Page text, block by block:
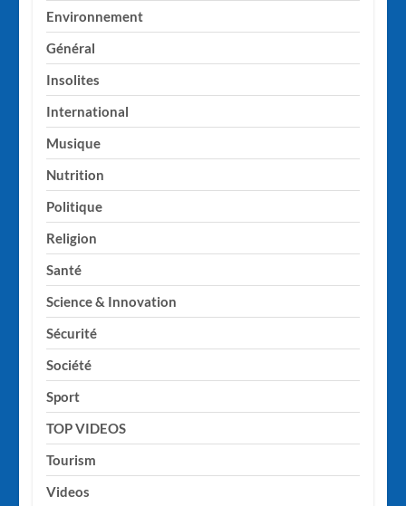
Environnement
Général
Insolites
International
Musique
Nutrition
Politique
Religion
Santé
Science & Innovation
Sécurité
Société
Sport
TOP VIDEOS
Tourism
Videos